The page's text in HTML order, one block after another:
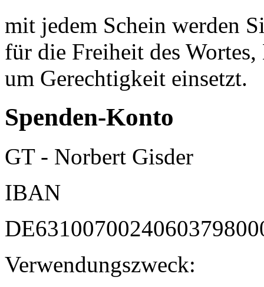
mit jedem Schein werden
für die Freiheit des
um Gerechtigkeit einsetzt.
Spenden-Konto
GT - Norbert Gisder
IBAN
Verwendungszweck: